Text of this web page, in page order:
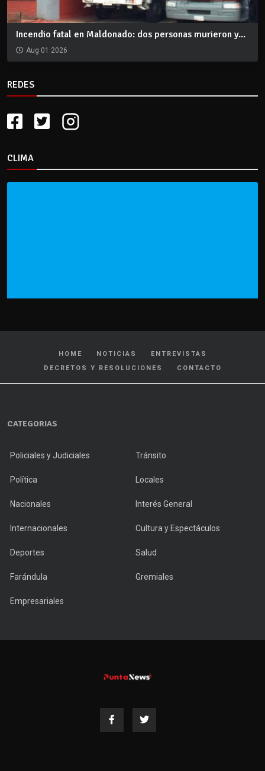
Incendio fatal en Maldonado: dos personas murieron y...
Aug 01 2026
REDES
CLIMA
HOME NOTICIAS
ENTREVISTAS
DECRETOS Y RESOLUCIONES
CONTACTO
CATEGORIAS
Policiales y Judiciales Tránsito
Política Locales
Nacionales Interés General
Internacionales Cultura y Espectáculos
Deportes Salud
Farándula Gremiales
Empresariales